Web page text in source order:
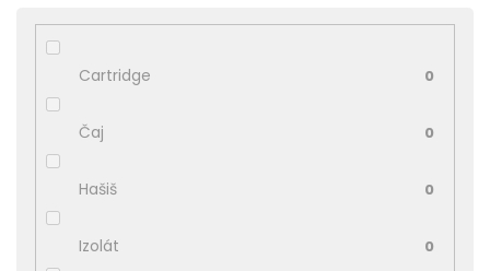
Cartridge 0
Čaj 0
Hašiš 0
Izolát 0